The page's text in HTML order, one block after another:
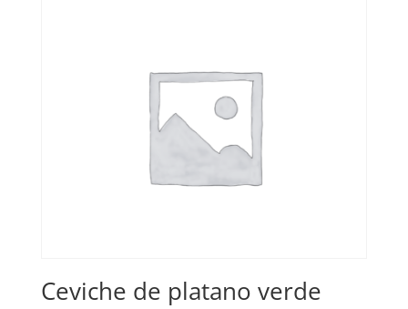
Ceviche de platano verde